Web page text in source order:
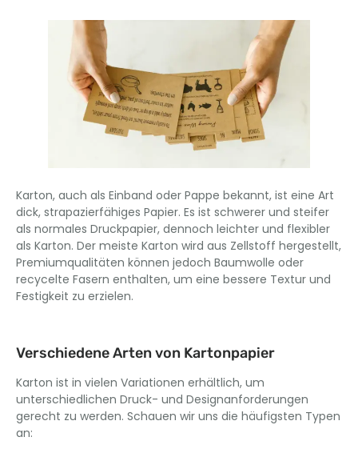
Karton, auch als Einband oder Pappe bekannt, ist eine Art
dick, strapazierfähiges Papier. Es ist schwerer und steifer
als normales Druckpapier, dennoch leichter und flexibler
als Karton. Der meiste Karton wird aus Zellstoff hergestellt,
Premiumqualitäten können jedoch Baumwolle oder
recycelte Fasern enthalten, um eine bessere Textur und
Festigkeit zu erzielen.
Verschiedene Arten von Kartonpapier
Karton ist in vielen Variationen erhältlich, um
unterschiedlichen Druck- und Designanforderungen
gerecht zu werden. Schauen wir uns die häufigsten Typen
an: